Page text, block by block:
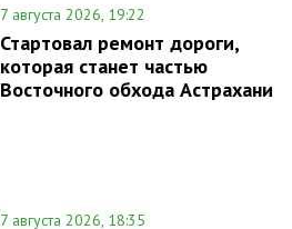
7 августа 2026, 19:22
Стартовал ремонт дороги,
которая станет частью
Восточного обхода Астрахани
7 августа 2026, 18:35